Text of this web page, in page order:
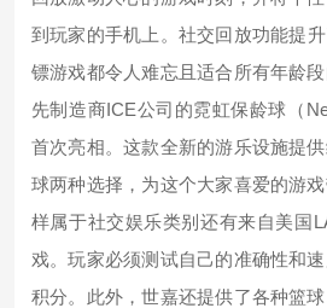
到玩家的手机上。社交回放功能提
镖游戏都令人难忘且适合所有年龄段
先制造商ICE公司 的霓虹保龄球 （
首次亮相。这款全新的游乐设施提
球两种选择，为这个大家喜爱的游
样属于社交娱乐类别还有来自美国
戏。玩家必须测试自己的准确性和
积分。此外，世嘉还提供了各种篮